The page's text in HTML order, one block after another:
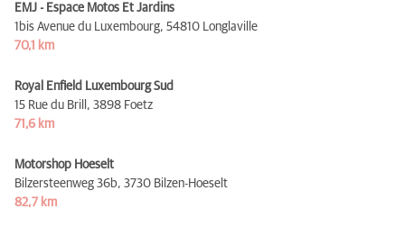
EMJ - Espace Motos Et Jardins
1bis Avenue du Luxembourg, 54810 Longlaville
70,1 km
Royal Enfield Luxembourg Sud
15 Rue du Brill, 3898 Foetz
71,6 km
Motorshop Hoeselt
Bilzersteenweg 36b, 3730 Bilzen-Hoeselt
82,7 km